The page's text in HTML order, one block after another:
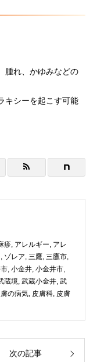
腫れ、かゆみなどの
キシーを起こす可能
疹, アレルギー, アレ
, ゾレア, 三鷹, 三鷹市,
, 小金井, 小金井市,
蔵境, 武蔵小金井, 武
の病気, 皮膚科, 皮膚
次の記事